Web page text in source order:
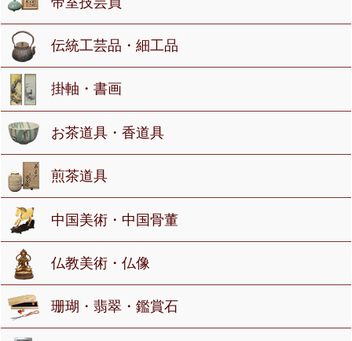
伝統工芸品・細工品
掛軸・書画
お茶道具・香道具
煎茶道具
中国美術・中国骨董
仏教美術・仏像
珊瑚・翡翠・鑑賞石